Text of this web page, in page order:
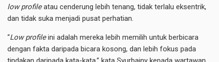
low profileatau cenderung lebih tenang, tidak terlalu eksentrik,
dan tidak suka menjadi pusat perhatian.
“Low profileini adalah mereka lebih memilih untuk berbicara
dengan fakta daripada bicara kosong, dan lebih fokus pada